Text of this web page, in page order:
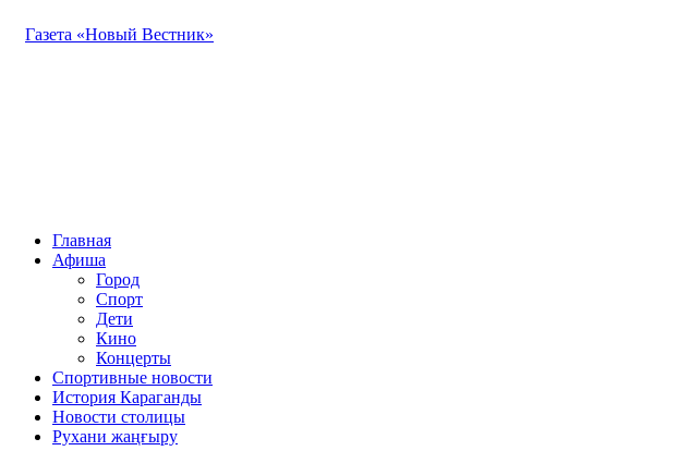
Газета «Новый Вестник»
Главная
Афиша
Город
Спорт
Дети
Кино
Концерты
Спортивные новости
История Караганды
Новости столицы
Рухани жаңғыру